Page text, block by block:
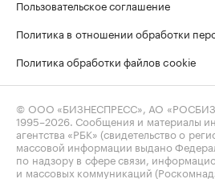
Пользовательское соглашение
Политика в отношении обработки
Политика обработки файлов cookie
© ООО «БИЗНЕСПРЕСС», АО
1995–2026 . Сообщения и материалы
агентства «РБК» (свидетельство о
массовой информации выдано
по надзору в сфере связи,
и массовых коммуникаций